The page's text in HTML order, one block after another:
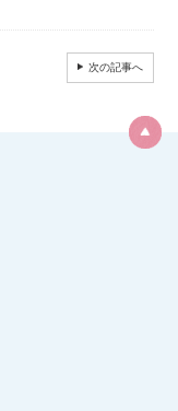
次の記事へ